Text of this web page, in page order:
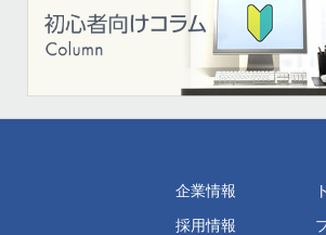
企業情報
採用情報